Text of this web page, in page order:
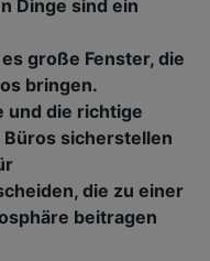
Dinge sind ein
große Fenster, die
bringen.
und die richtige
sicherstellen
die zu einer
beitragen